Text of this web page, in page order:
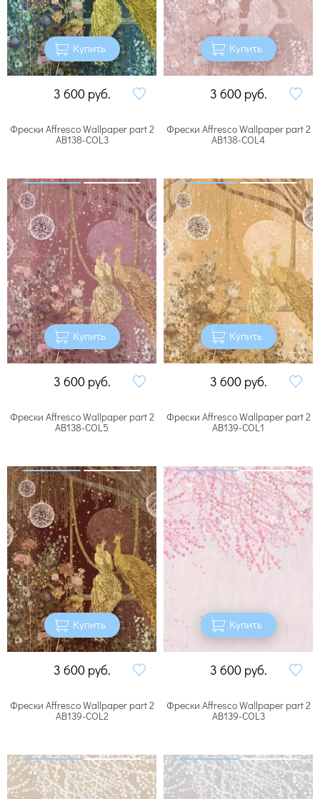
Купить
3 600 руб.
Купить
3 600 руб.
Фрески Affresco Wallpaper part 2
AB138-COL3
Купить
3 600 руб.
Фрески Affresco Wallpaper part 2
AB138-COL4
Купить
3 600 руб.
Фрески Affresco Wallpaper part 2
AB138-COL5
Купить
3 600 руб.
Фрески Affresco Wallpaper part 2
AB139-COL1
Купить
3 600 руб.
Фрески Affresco Wallpaper part 2
AB139-COL2
Фрески Affresco Wallpaper part 2
AB139-COL3